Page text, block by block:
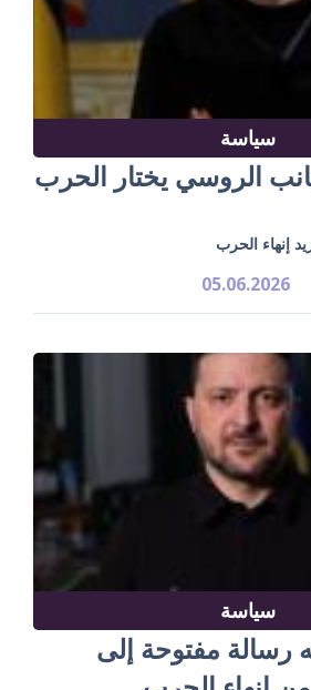
سياسة
الروسي يختار الحرب
إنهاء الحرب
05.06.2026
سياسة
رسالة مفتوحة إلى